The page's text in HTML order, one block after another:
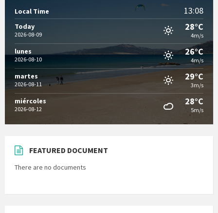
Local Time 13:08
Today
2026-08-09
28°C
4m/s
lunes
2026-08-10
26°C
4m/s
martes
2026-08-11
29°C
3m/s
miércoles
2026-08-12
28°C
5m/s
FEATURED DOCUMENT
There are no documents